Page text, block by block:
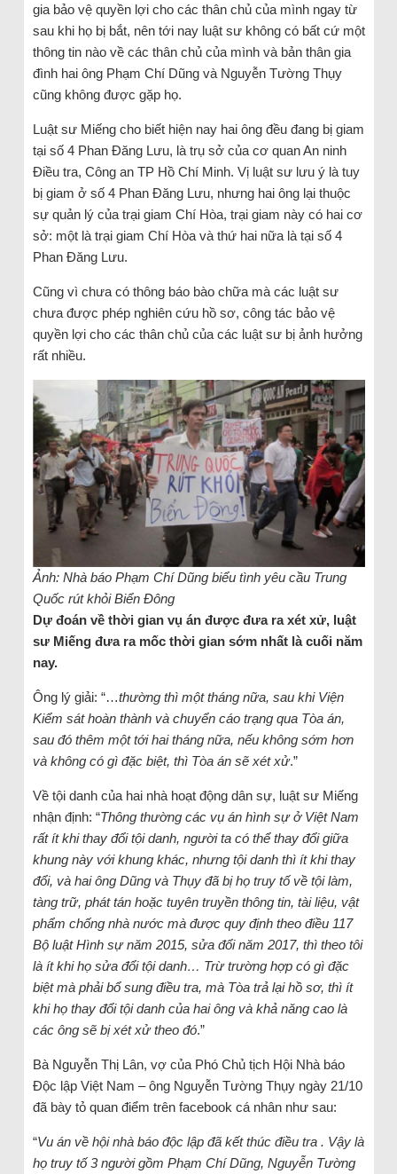
gia bảo vệ quyền lợi cho các thân chủ của mình ngay từ
sau khi họ bị bắt, nên tới nay luật sư không có bất cứ một
thông tin nào về các thân chủ của mình và bản thân gia
đình hai ông Phạm Chí Dũng và Nguyễn Tường Thụy
cũng không được gặp họ.
Luật sư Miếng cho biết hiện nay hai ông đều đang bị giam
tại số 4 Phan Đăng Lưu, là trụ sở của cơ quan An ninh
Điều tra, Công an TP Hồ Chí Minh. Vị luật sư lưu ý là tuy
bị giam ở số 4 Phan Đăng Lưu, nhưng hai ông lại thuộc
sự quản lý của trại giam Chí Hòa, trại giam này có hai cơ
sở: một là trại giam Chí Hòa và thứ hai nữa là tại số 4
Phan Đăng Lưu.
Cũng vì chưa có thông báo bào chữa mà các luật sư
chưa được phép nghiên cứu hồ sơ, công tác bảo vệ
quyền lợi cho các thân chủ của các luật sư bị ảnh hưởng
rất nhiều.
Ảnh: Nhà báo Phạm Chí Dũng biểu tình yêu cầu Trung
Quốc rút khỏi Biển Đông
Dự đoán về thời gian vụ án được đưa ra xét xử, luật
sư Miếng đưa ra mốc thời gian sớm nhất là cuối năm
nay.
Ông lý giải: “…thường thì một tháng nữa, sau khi Viện
Kiểm sát hoàn thành và chuyển cáo trạng qua Tòa án,
sau đó thêm một tới hai tháng nữa, nếu không sớm hơn
và không có gì đặc biệt, thì Tòa án sẽ xét xử.”
Về tội danh của hai nhà hoạt động dân sự, luật sư Miếng
nhận định: “Thông thường các vụ án hình sự ở Việt Nam
rất ít khi thay đổi tội danh, người ta có thể thay đổi giữa
khung này với khung khác, nhưng tội danh thì ít khi thay
đổi, và hai ông Dũng và Thụy đã bị họ truy tố về tội làm,
tàng trữ, phát tán hoặc tuyên truyền thông tin, tài liệu, vật
phẩm chống nhà nước mà được quy định theo điều 117
Bộ luật Hình sự năm 2015, sửa đổi năm 2017, thì theo tôi
là ít khi họ sửa đổi tội danh… Trừ trường hợp có gì đặc
biệt mà phải bổ sung điều tra, mà Tòa trả lại hồ sơ, thì ít
khi họ thay đổi tội danh của hai ông và khả năng cao là
các ông sẽ bị xét xử theo đó.”
Bà Nguyễn Thị Lân, vợ của Phó Chủ tịch Hội Nhà báo
Độc lập Việt Nam – ông Nguyễn Tường Thụy ngày 21/10
đã bày tỏ quan điểm trên facebook cá nhân như sau:
“Vu án về hội nhà báo độc lập đã kết thúc điều tra . Vậy là
họ truy tố 3 người gồm Phạm Chí Dũng, Nguyễn Tường